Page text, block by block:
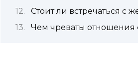
Стоит ли встречаться
Чем чреваты